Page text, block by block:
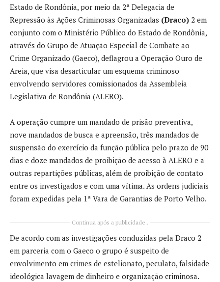
Estado de Rondônia, por meio da 2ª Delegacia de
Repressão às Ações Criminosas Organizadas (Draco) 2 em
conjunto com o Ministério Público do Estado de Rondônia,
através do Grupo de Atuação Especial de Combate ao
Crime Organizado (Gaeco), deflagrou a Operação Ouro de
Areia, que visa desarticular um esquema criminoso
envolvendo servidores comissionados da Assembleia
Legislativa de Rondônia (ALERO).
A operação cumpre um mandado de prisão preventiva,
nove mandados de busca e apreensão, três mandados de
suspensão do exercício da função pública pelo prazo de 90
dias e doze mandados de proibição de acesso à ALERO e a
outras repartições públicas, além de proibição de contato
entre os investigados e com uma vítima. As ordens judiciais
foram expedidas pela 1ª Vara de Garantias de Porto Velho.
Continua após a publicidade..
De acordo com as investigações conduzidas pela Draco 2
em parceria com o Gaeco o grupo é suspeito de
envolvimento em crimes de estelionato, peculato, falsidade
ideológica lavagem de dinheiro e organização criminosa.